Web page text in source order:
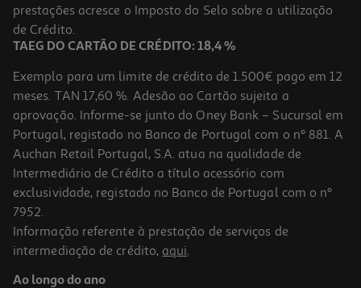
4,99 €
Garrafa Vidro Quid Verde 600ml
3.99 €/un
prestações acresce o Imposto do Selo sobre a utilização
de Crédito.
TAEG DO CARTÃO DE CRÉDITO: 18,4 %
Exemplo para um limite de crédito de 1.500€ pago em 12
meses. TAN 17,60 %. Adesão ao Cartão sujeita a
aprovação. Informe-se junto do Oney Bank – Sucursal em
Portugal, registado no Banco de Portugal com o nº 881. A
Auchan Retail Portugal, S.A. atua na qualidade de
Intermediário de Crédito a título acessório com
exclusividade, registado no Banco de Portugal com o nº
7952.
Informação referente à prestação de serviços de
intermediação de crédito, aqui.
Ao longo do ano